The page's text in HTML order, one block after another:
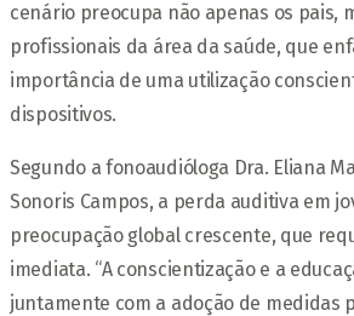
cenário preocupa não apenas os pais,
profissionais da área da saúde, que
importância de uma utilização
dispositivos.
Segundo a fonoaudióloga Dra. Eliana
Sonoris Campos, a perda auditiva em
preocupação global crescente, que
imediata. “A conscientização e a
juntamente com a adoção de medidas